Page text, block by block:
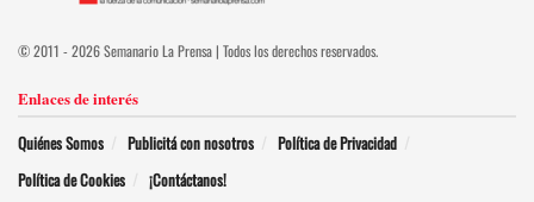
© 2011 - 2026 Semanario La Prensa | Todos los derechos reservados.
Enlaces de interés
Quiénes Somos Publicitá con nosotros
Política de Privacidad
Política de Cookies
¡Contáctanos!